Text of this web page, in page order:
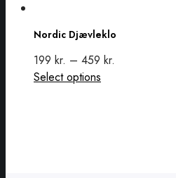
multiple
variants.
Nordic Djævleklo
199 kr. – 459 kr.
Select options